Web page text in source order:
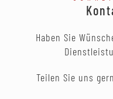
Haben Sie
Teilen Sie uns